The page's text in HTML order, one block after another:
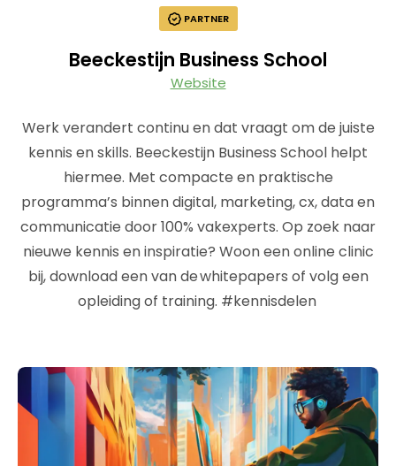
PARTNER
Beeckestijn Business School
Website
Werk verandert continu en dat vraagt om de juiste
kennis en skills. Beeckestijn Business School helpt
hiermee. Met compacte en praktische
programma’s binnen digital, marketing, cx, data en
communicatie door 100% vakexperts. Op zoek naar
nieuwe kennis en inspiratie? Woon een online clinic
bij, download een van de whitepapers of volg een
opleiding of training. #kennisdelen